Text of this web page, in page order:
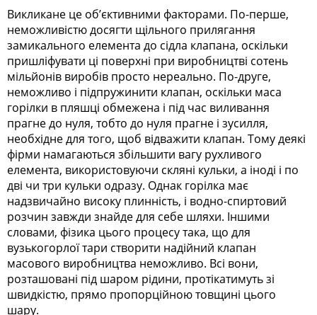
Викликане це об’єктивними факторами. По-перше,
неможливістю досягти щільного прилягання
замикального елемента до сідла клапана, оскільки
пришліфувати ці поверхні при виробництві сотень
мільйонів виробів просто нереально. По-друге,
неможливо і підпружинити клапан, оскільки маса
горілки в пляшці обмежена і під час виливання
прагне до нуля, тобто до нуля прагне і зусилля,
необхідне для того, щоб відважити клапан. Тому деякі
фірми намагаються збільшити вагу рухливого
елемента, використовуючи скляні кульки, а іноді і по
дві чи три кульки одразу. Однак горілка має
надзвичайно високу плинність, і водно-спиртовий
розчин завжди знайде для себе шляхи. Іншими
словами, фізика цього процесу така, що для
вузькогорлої тари створити надійний клапан
масового виробництва неможливо. Всі вони,
розташовані під шаром рідини, протікатимуть зі
швидкістю, прямо пропорційною товщині цього
шару.